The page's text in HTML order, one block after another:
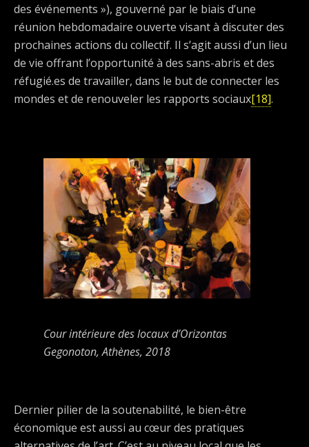
des événements »), gouverné par le biais d’une
réunion hebdomadaire ouverte visant à discuter des
prochaines actions du collectif. Il s’agit aussi d’un lieu
de vie offrant l’opportunité à des sans-abris et des
réfugié.es de travailler, dans le but de connecter les
mondes et de renouveler les rapports sociaux[18].
Cour intérieure des locaux d’Orizontas
Gegonoton, Athènes, 2018
Dernier pilier de la soutenabilité, le bien-être
économique est aussi au cœur des pratiques